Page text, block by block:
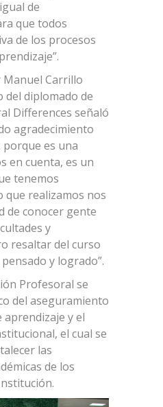
de
que todos
de los procesos
Carrillo
del diplomado de
Differences señaló
agradecimiento
es una
en cuenta, es un
tenemos
que realizamos nos
de conocer gente
y
resaltar del curso
y logrado”.
Profesoral se
del aseguramiento
aprendizaje y el
el cual se
las
de los